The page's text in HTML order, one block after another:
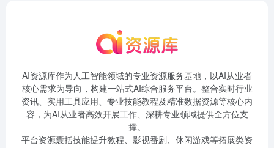
AI资源库作为人工智能领域的专业资源服务基地，以AI从业者
核心需求为导向，构建一站式AI综合服务平台。整合实时行业
资讯、实用工具应用、专业技能教程及精准数据资源等核心内
容，为AI从业者高效开展工作、深耕专业领域提供全方位支
撑。
平台资源囊括技能提升教程、影视番剧、休闲游戏等拓展类资